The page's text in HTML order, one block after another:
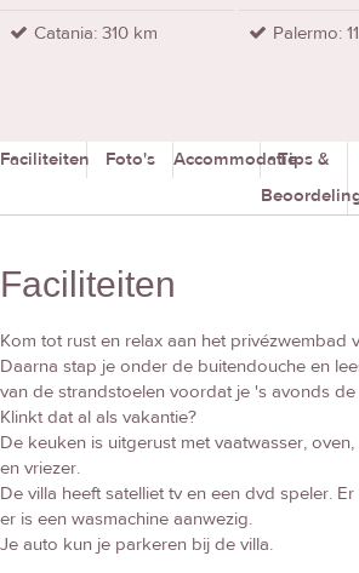
Catania: 310 km
Palermo:
Faciliteiten Foto's AccommodatieTips &
Faciliteiten
Kom tot rust en relax aan het privézwembad
Daarna stap je onder de buitendouche en
van de strandstoelen voordat je 's avonds
Klinkt dat al als vakantie?
De keuken is uitgerust met vaatwasser,
en vriezer.
De villa heeft satelliet tv en een dvd speler.
er is een wasmachine aanwezig.
Je auto kun je parkeren bij de villa.